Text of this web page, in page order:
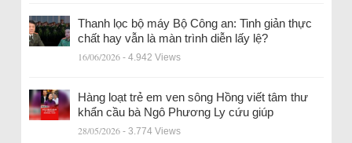
Thanh lọc bộ máy Bộ Công an: Tinh giản thực
chất hay vẫn là màn trình diễn lấy lệ?
16/06/2026 - 4.942 Views
Hàng loạt trẻ em ven sông Hồng viết tâm thư
khẩn cầu bà Ngô Phương Ly cứu giúp
28/05/2026 - 3.774 Views